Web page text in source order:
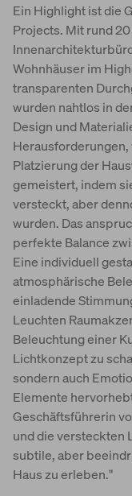
Ein Highlight ist die
Projects. Mit rund
Wohnhäuser im
transparenten
wurden nahtlos in
Design und
Herausforderungen,
Platzierung der
gemeistert, indem
versteckt, aber
wurden. Das
perfekte Balance
Eine individuell
atmosphärische
einladende
Leuchten
Beleuchtung einer
Lichtkonzept zu
sondern auch
Elemente
Geschäftsführerin
und die versteckten
subtile, aber
Haus zu erleben."